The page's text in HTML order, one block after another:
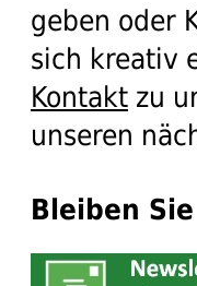
geben oder
sich kreativ
Kontakt zu
unseren
Bleiben